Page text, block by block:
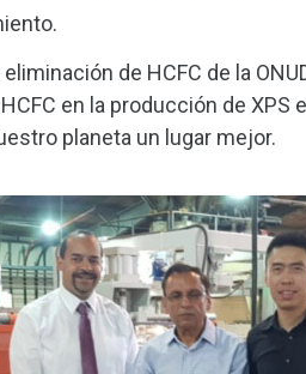
de HCFC de la
en la producción de
planeta un lugar mejor.